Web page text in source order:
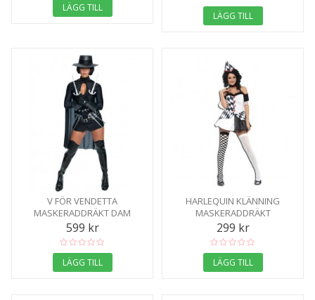
LÄGG TILL
LÄGG TILL
V FÖR VENDETTA
MASKERADDRÄKT DAM
599 kr
LÄGG TILL
HARLEQUIN KLÄNNING
MASKERADDRÄKT
299 kr
LÄGG TILL